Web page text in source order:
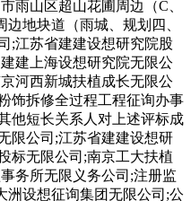
雨山区超山花圃周边（C、
地块道（雨城、规划四、
;江苏省建建设想研究院股
建上海设想研究院无限公
河西新城扶植成长无限公
饰拆修全过程工程征询办事
他短长关系人对上述评标成
限公司;江苏省建建设想研
标无限公司;南京工大扶植
务所无限义务公司;注册监
洲设想征询集团无限公司;公